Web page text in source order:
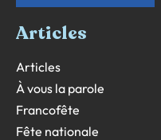
Articles
Articles
À vous la parole
Francofête
Fête nationale